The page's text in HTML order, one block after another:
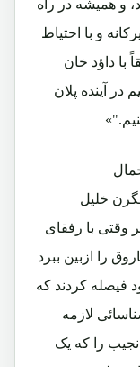
و همیشه در راه
و با احتیاط
با داؤد خان
آینده پلان
خلیل
وقتی با رفقای
را ازبین ببرد
فیصله کردند که
لازمه
نجیب را که یک